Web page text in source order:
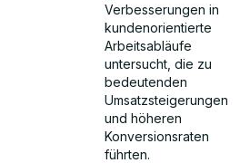
Verbesserungen in
kundenorientierte
Arbeitsabläufe
untersucht, die zu
bedeutenden
Umsatzsteigerungen
und höheren
Konversionsraten
führten.